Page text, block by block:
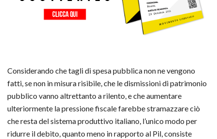
Considerando che tagli di spesa pubblica non ne vengono
fatti, se non in misura risibile, che le dismissioni di patrimonio
pubblico vanno altrettanto a rilento, e che aumentare
ulteriormente la pressione fiscale farebbe stramazzare ciò
che resta del sistema produttivo italiano, l’unico modo per
ridurre il debito, quanto meno in rapporto al Pil, consiste